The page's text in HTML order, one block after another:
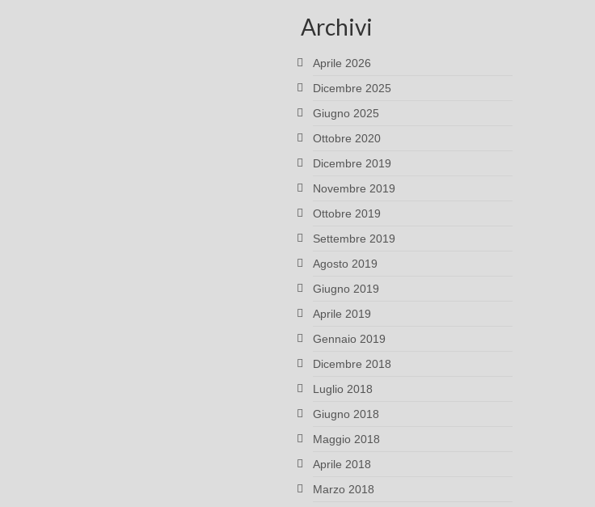
Archivi
Aprile 2026
Dicembre 2025
Giugno 2025
Ottobre 2020
Dicembre 2019
Novembre 2019
Ottobre 2019
Settembre 2019
Agosto 2019
Giugno 2019
Aprile 2019
Gennaio 2019
Dicembre 2018
Luglio 2018
Giugno 2018
Maggio 2018
Aprile 2018
Marzo 2018